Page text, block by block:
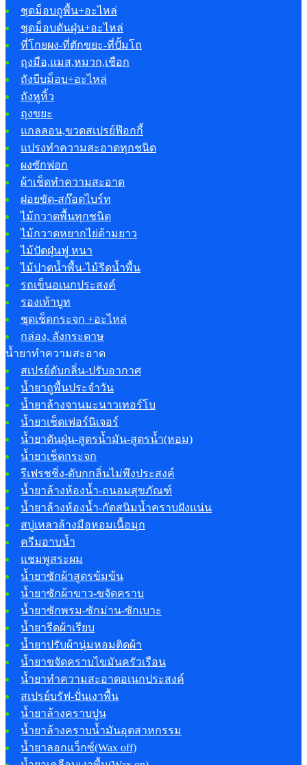
ชุดม็อบถูพื้น+อะไหล่
ชุดม็อบดันฝุ่น+อะไหล่
ที่โกยผง-ที่ตักขยะ-ที่ปั้มโถ
ถุงมือ,แมส,หมวก,เชือก
ถังบีบม็อบ+อะไหล่
ถังหูหิ้ว
ถุงขยะ
แกลลอน,ขวดสเปรย์ฟ๊อกกี้
แปรงทำความสะอาดทุกชนิด
ผงซักฟอก
ผ้าเช็ดทำความสะอาด
ฝอยขัด-สก๊อตไบร์ท
ไม้กวาดพื้นทุกชนิด
ไม้กวาดหยากไย่ด้ามยาว
ไม้ปัดฝุ่นฟู หนา
ไม้ปาดน้ำพื้น-ไม้รีดน้ำพื้น
รถเข็นอเนกประสงค์
รองเท้าบูท
ชุดเช็ดกระจก +อะไหล่
กล่อง, ลังกระดาษ
น้ำยาทำความสะอาด
สเปรย์ดับกลิ่น-ปรับอากาศ
น้ำยาถูพื้นประจำวัน
น้ำยาล้างจานมะนาวเทอร์โบ
น้ำยาเช็ดเฟอร์นิเจอร์
น้ำยาดันฝุ่น-สูตรน้ำมัน-สูตรน้ำ(หอม)
น้ำยาเช็ดกระจก
รีเฟรชชิ่ง-ดับกกลิ่นไม่พึงประสงค์
น้ำยาล้างห้องน้ำ-ถนอมสุขภัณฑ์
น้ำยาล้างห้องน้ำ-กัดสนิมน้ำคราบฝังแน่น
สบู่เหลวล้างมือหอมเนื้อมุก
ครีมอาบน้ำ
แชมพูสระผม
น้ำยาซักผ้าสูตรข้มข้น
น้ำยาซักผ้าขาว-ขจัดคราบ
น้ำยาซักพรม-ซักม่าน-ซักเบาะ
น้ำยารีดผ้าเรียบ
น้ำยาปรับผ้านุ่มหอมติดผ้า
น้ำยาขจัดคราบไขมันครัวเรือน
น้ำยาทำความสะอาดอเนกประสงค์
สเปรย์บรัฟ-ปั่นเงาพื้น
น้ำยาล้างคราบปูน
น้ำยาล้างคราบน้ำมันอุตสาหกรรม
น้ำยาลอกแว็กซ์(Wax off)